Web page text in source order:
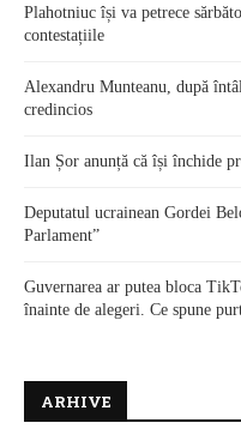
Plahotniuc își va petrece
contestațiile
Alexandru Munteanu, după
credincios
Ilan Șor anunță că își închide
Deputatul ucrainean Gordei
Parlament”
Guvernarea ar putea bloca
înainte de alegeri. Ce spune
ARHIVE